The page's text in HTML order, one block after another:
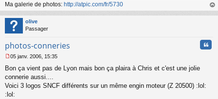
e
n
o
n
l
Ma galerie de photos: http://atpic.com/fr/5730
au
olive
Passager
photos-conneries
e
s
s
a
05 janv. 2006, 15:35
Bon ça vient pas de Lyon mais bon ça plaira à Chris et c'est une jolie
connerie aussi....
Voici 3 logos SNCF différents sur un même engin moteur (Z 20500) :lol:
:lol: